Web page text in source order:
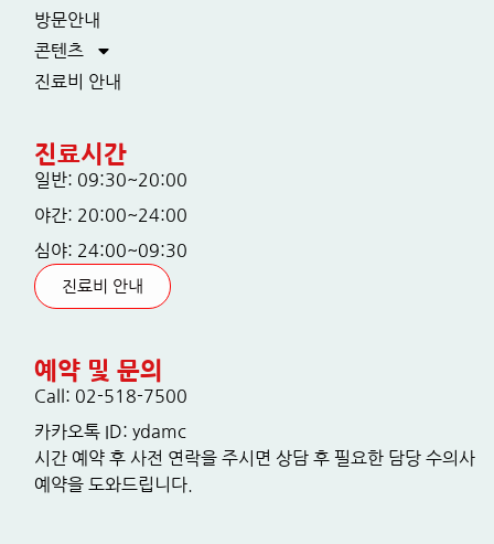
방문안내
콘텐츠
진료비 안내
진료시간
일반: 09:30~20:00
야간: 20:00~24:00
심야: 24:00~09:30
진료비 안내
예약 및 문의
Call: 02-518-7500
카카오톡 ID: ydamc
시간 예약 후 사전 연락을 주시면 상담 후 필요한 담당 수의사
예약을 도와드립니다.